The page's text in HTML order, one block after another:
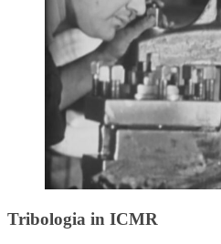
Tribologia in ICMR